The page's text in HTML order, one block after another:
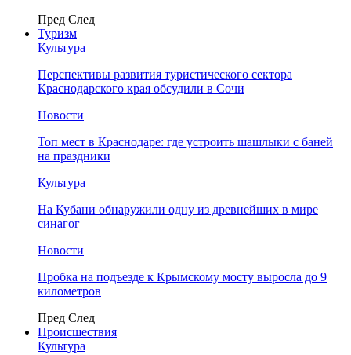
Пред След
Туризм
Культура
Перспективы развития туристического сектора
Краснодарского края обсудили в Сочи
Новости
Топ мест в Краснодаре: где устроить шашлыки с баней
на праздники
Культура
На Кубани обнаружили одну из древнейших в мире
синагог
Новости
Пробка на подъезде к Крымскому мосту выросла до 9
километров
Пред След
Происшествия
Культура